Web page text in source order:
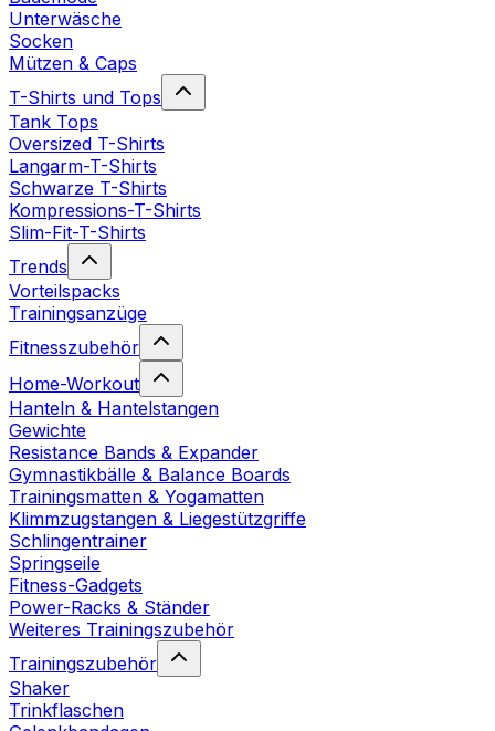
Unterwäsche
Socken
Mützen & Caps
T-Shirts und Tops
Tank Tops
Oversized T-Shirts
Langarm-T-Shirts
Schwarze T-Shirts
Kompressions-T-Shirts
Slim-Fit-T-Shirts
Trends
Vorteilspacks
Trainingsanzüge
Fitnesszubehör
Home-Workout
Hanteln & Hantelstangen
Gewichte
Resistance Bands & Expander
Gymnastikbälle & Balance Boards
Trainingsmatten & Yogamatten
Klimmzugstangen & Liegestützgriffe
Schlingentrainer
Springseile
Fitness-Gadgets
Power-Racks & Ständer
Weiteres Trainingszubehör
Trainingszubehör
Shaker
Trinkflaschen